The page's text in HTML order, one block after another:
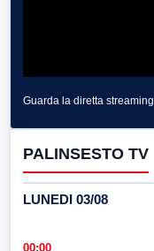
Guarda la diretta streaming
PALINSESTO TV
LUNEDI 03/08
00:00